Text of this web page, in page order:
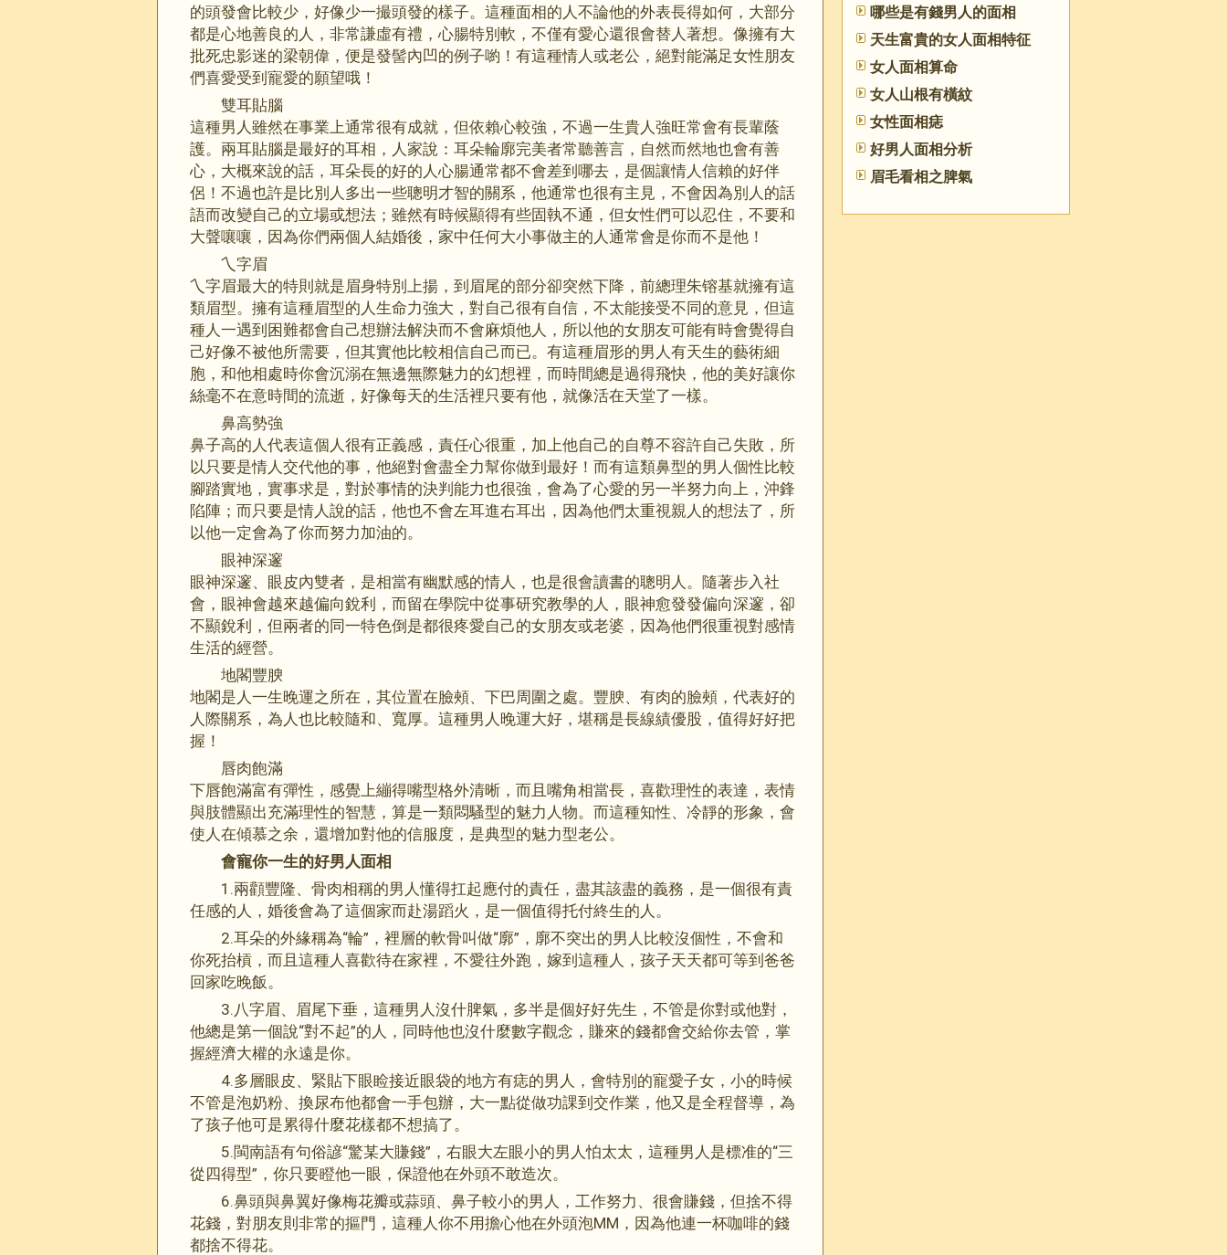
的頭發會比較少，好像少一撮頭發的樣子。這種面相的人不論他的外表長得如何，大部分
都是心地善良的人，非常謙虛有禮，心腸特別軟，不僅有愛心還很會替人著想。像擁有大
批死忠影迷的梁朝偉，便是發髻內凹的例子喲！有這種情人或老公，絕對能滿足女性朋友
們喜愛受到寵愛的願望哦！
雙耳貼腦
這種男人雖然在事業上通常很有成就，但依賴心較強，不過一生貴人強旺常會有長輩蔭
護。兩耳貼腦是最好的耳相，人家說：耳朵輪廓完美者常聽善言，自然而然地也會有善
心，大概來說的話，耳朵長的好的人心腸通常都不會差到哪去，是個讓情人信賴的好伴
侶！不過也許是比別人多出一些聰明才智的關系，他通常也很有主見，不會因為別人的話
語而改變自己的立場或想法；雖然有時候顯得有些固執不通，但女性們可以忍住，不要和
大聲嚷嚷，因為你們兩個人結婚後，家中任何大小事做主的人通常會是你而不是他！
乀字眉
乀字眉最大的特則就是眉身特別上揚，到眉尾的部分卻突然下降，前總理朱镕基就擁有這
類眉型。擁有這種眉型的人生命力強大，對自己很有自信，不太能接受不同的意見，但這
種人一遇到困難都會自己想辦法解決而不會麻煩他人，所以他的女朋友可能有時會覺得自
己好像不被他所需要，但其實他比較相信自己而已。有這種眉形的男人有天生的藝術細
胞，和他相處時你會沉溺在無邊無際魅力的幻想裡，而時間總是過得飛快，他的美好讓你
絲毫不在意時間的流逝，好像每天的生活裡只要有他，就像活在天堂了一樣。
鼻高勢強
鼻子高的人代表這個人很有正義感，責任心很重，加上他自己的自尊不容許自己失敗，所
以只要是情人交代他的事，他絕對會盡全力幫你做到最好！而有這類鼻型的男人個性比較
腳踏實地，實事求是，對於事情的決判能力也很強，會為了心愛的另一半努力向上，沖鋒
陷陣；而只要是情人說的話，他也不會左耳進右耳出，因為他們太重視親人的想法了，所
以他一定會為了你而努力加油的。
眼神深邃
眼神深邃、眼皮內雙者，是相當有幽默感的情人，也是很會讀書的聰明人。隨著步入社
會，眼神會越來越偏向銳利，而留在學院中從事研究教學的人，眼神愈發發偏向深邃，卻
不顯銳利，但兩者的同一特色倒是都很疼愛自己的女朋友或老婆，因為他們很重視對感情
生活的經營。
地閣豐腴
地閣是人一生晚運之所在，其位置在臉頰、下巴周圍之處。豐腴、有肉的臉頰，代表好的
人際關系，為人也比較隨和、寬厚。這種男人晚運大好，堪稱是長線績優股，值得好好把
握！
唇肉飽滿
下唇飽滿富有彈性，感覺上繃得嘴型格外清晰，而且嘴角相當長，喜歡理性的表達，表情
與肢體顯出充滿理性的智慧，算是一類悶騷型的魅力人物。而這種知性、冷靜的形象，會
使人在傾慕之余，還增加對他的信服度，是典型的魅力型老公。
會寵你一生的好男人面相
1.兩顴豐隆、骨肉相稱的男人懂得扛起應付的責任，盡其該盡的義務，是一個很有責
任感的人，婚後會為了這個家而赴湯蹈火，是一個值得托付終生的人。
2.耳朵的外緣稱為“輪”，裡層的軟骨叫做“廓”，廓不突出的男人比較沒個性，不會和
你死抬槓，而且這種人喜歡待在家裡，不愛往外跑，嫁到這種人，孩子天天都可等到爸爸
回家吃晚飯。
3.八字眉、眉尾下垂，這種男人沒什脾氣，多半是個好好先生，不管是你對或他對，
他總是第一個說“對不起”的人，同時他也沒什麼數字觀念，賺來的錢都會交給你去管，掌
握經濟大權的永遠是你。
4.多層眼皮、緊貼下眼睑接近眼袋的地方有痣的男人，會特別的寵愛子女，小的時候
不管是泡奶粉、換尿布他都會一手包辦，大一點從做功課到交作業，他又是全程督導，為
了孩子他可是累得什麼花樣都不想搞了。
5.閩南語有句俗諺“驚某大賺錢”，右眼大左眼小的男人怕太太，這種男人是標准的“三
從四得型”，你只要瞪他一眼，保證他在外頭不敢造次。
6.鼻頭與鼻翼好像梅花瓣或蒜頭、鼻子較小的男人，工作努力、很會賺錢，但捨不得
花錢，對朋友則非常的摳門，這種人你不用擔心他在外頭泡MM，因為他連一杯咖啡的錢
都捨不得花。
哪些是有錢男人的面相
天生富貴的女人面相特征
女人面相算命
女人山根有橫紋
女性面相痣
好男人面相分析
眉毛看相之脾氣